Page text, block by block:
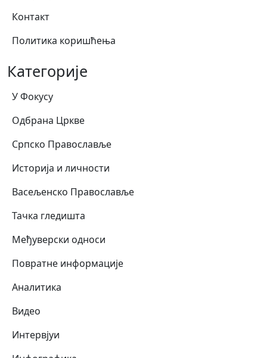
Контакт
Политика коришћења
Категорије
У Фокусу
Одбрана Цркве
Српско Православље
Историја и личности
Васељенско Православље
Тачка гледишта
Међуверски односи
Повратне информације
Аналитика
Видео
Интервјуи